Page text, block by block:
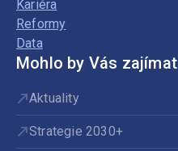
Kariéra
Reformy
Data
Mohlo by Vás zajímat
Aktuality
Strategie 2030+